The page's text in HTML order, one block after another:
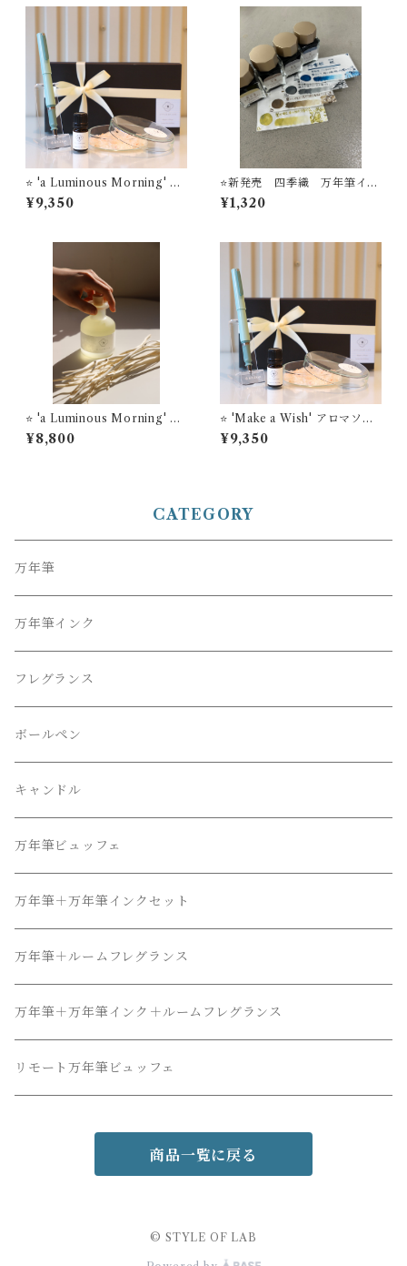
⭐️ 'a Luminous Morning' ア
ロマソルトディフューザー ＋
TUZU. アジャスト万年筆 セ
¥9,350
⭐️新発売 四季織 万年筆イン
ク 野山の唄シリーズ セー
ラー万年筆
¥1,320
⭐️ 'a Luminous Morning' リ
ードディフューザー STYLE
OF LABオリジナルフレグラ
¥8,800
⭐️ 'Make a Wish' アロマソル
トディフューザー ＋ TUZU
アジャスト万年筆 セーラー万
¥9,350
CATEGORY
万年筆
万年筆インク
フレグランス
ボールペン
キャンドル
万年筆ビュッフェ
万年筆＋万年筆インクセット
万年筆＋ルームフレグランス
万年筆＋万年筆インク＋ルームフレグランス
リモート万年筆ビュッフェ
商品一覧に戻る
© STYLE OF LAB